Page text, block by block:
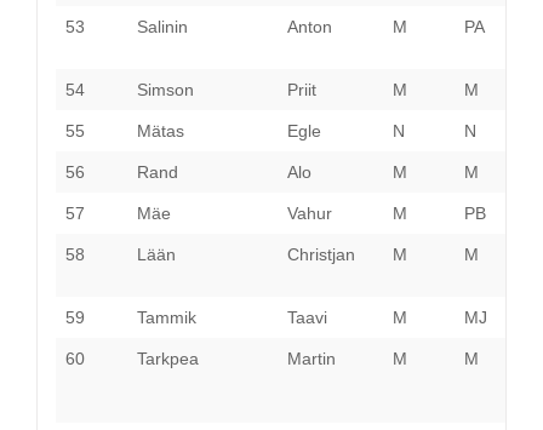
53 Salinin Anton M PA
54 Simson Priit M M
55 Mätas Egle N N
56 Rand Alo M M
57 Mäe Vahur M PB
58 Lään Christjan M M
59 Tammik Taavi M MJ
60 Tarkpea Martin M M